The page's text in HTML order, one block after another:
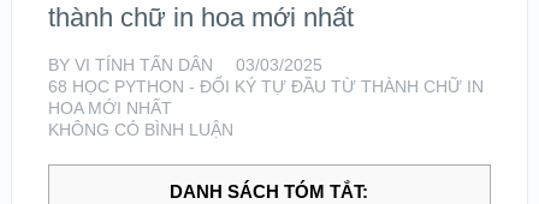
thành chữ in hoa mới nhất
BY VI TÍNH TẤN DÂN
03/03/2025
68 HỌC PYTHON - ĐỔI KÝ TỰ ĐẦU TỪ THÀNH CHỮ IN
HOA MỚI NHẤT
KHÔNG CÓ BÌNH LUẬN
DANH SÁCH TÓM TẮT: